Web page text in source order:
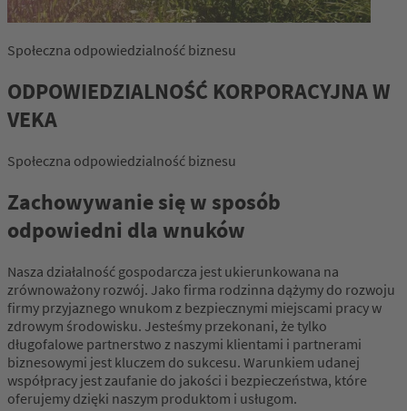
Społeczna odpowiedzialność biznesu
ODPOWIEDZIALNOŚĆ KORPORACYJNA W
VEKA
Społeczna odpowiedzialność biznesu
Zachowywanie się w sposób
odpowiedni dla wnuków
Nasza działalność gospodarcza jest ukierunkowana na
zrównoważony rozwój. Jako firma rodzinna dążymy do rozwoju
firmy przyjaznego wnukom z bezpiecznymi miejscami pracy w
zdrowym środowisku. Jesteśmy przekonani, że tylko
długofalowe partnerstwo z naszymi klientami i partnerami
biznesowymi jest kluczem do sukcesu. Warunkiem udanej
współpracy jest zaufanie do jakości i bezpieczeństwa, które
oferujemy dzięki naszym produktom i usługom.